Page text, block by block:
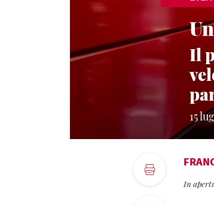
Il
15
In